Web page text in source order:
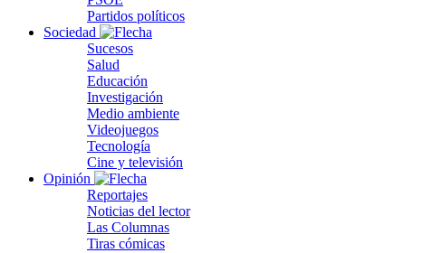
Partidos políticos
Sociedad
Sucesos
Salud
Educación
Investigación
Medio ambiente
Videojuegos
Tecnología
Cine y televisión
Opinión
Reportajes
Noticias del lector
Las Columnas
Tiras cómicas